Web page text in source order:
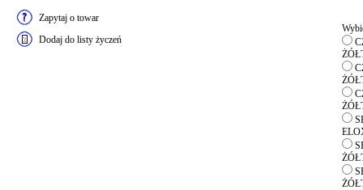
Zapytaj o towar
Dodaj do listy życzeń